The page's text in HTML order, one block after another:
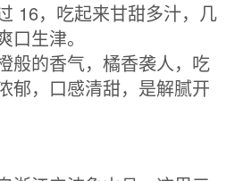
16，吃起来甘甜多汁，几
生津。
般的香气，橘香袭人，吃
郁，口感清甜，是解腻开